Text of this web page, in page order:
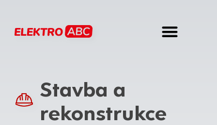
Stavba a
rekonstrukce